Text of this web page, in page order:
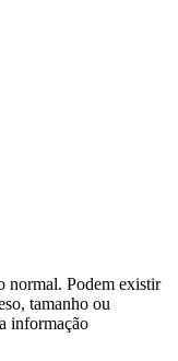
normal. Podem existir
tamanho ou
informação